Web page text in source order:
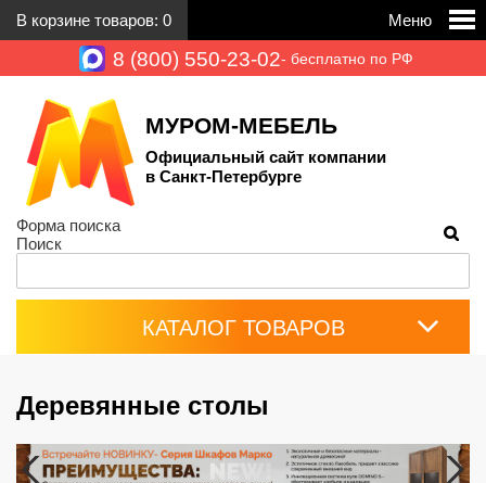
В корзине товаров: 0 Меню
8 (800) 550-23-02- бесплатно по РФ
МУРОМ-МЕБЕЛЬ
Официальный сайт компании
в Санкт-Петербурге
Форма поиска
Поиск
КАТАЛОГ ТОВАРОВ
Деревянные столы